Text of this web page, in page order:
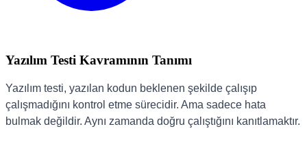
Yazılım Testi Kavramının Tanımı
Yazılım testi, yazılan kodun beklenen şekilde çalışıp
çalışmadığını kontrol etme sürecidir. Ama sadece hata
bulmak değildir. Aynı zamanda doğru çalıştığını kanıtlamaktır.